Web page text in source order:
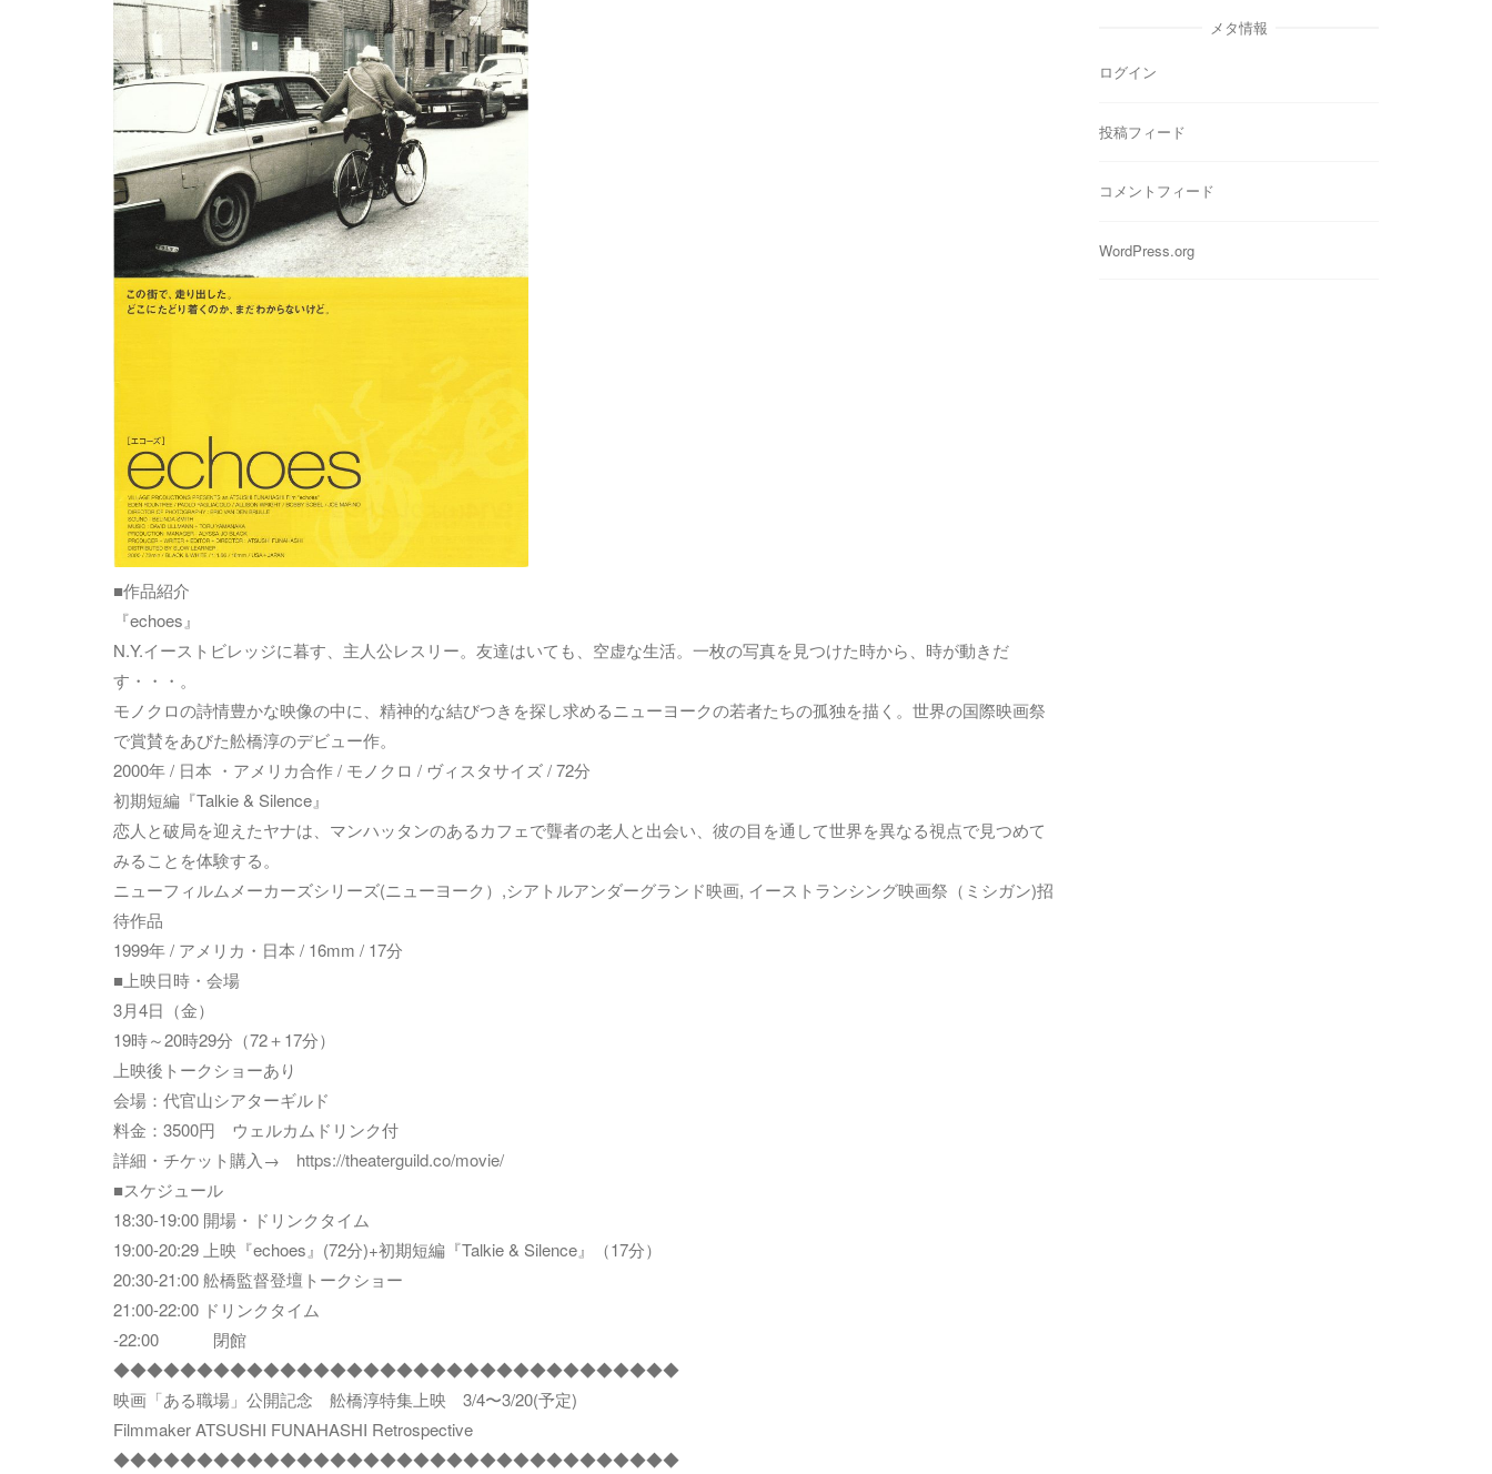
■作品紹介
『echoes』
N.Y.イーストビレッジに暮す、主人公レスリー。友達はいても、空虚な生活。一枚の写真を見つけた時から、時が動きだ
す・・・。
モノクロの詩情豊かな映像の中に、精神的な結びつきを探し求めるニューヨークの若者たちの孤独を描く。世界の国際映画祭
で賞賛をあびた舩橋淳のデビュー作。
2000年 / 日本 ・アメリカ合作 / モノクロ / ヴィスタサイズ / 72分
初期短編『Talkie & Silence』
恋人と破局を迎えたヤナは、マンハッタンのあるカフェで聾者の老人と出会い、彼の目を通して世界を異なる視点で見つめて
みることを体験する。
ニューフィルムメーカーズシリーズ(ニューヨーク）,シアトルアンダーグランド映画, イーストランシング映画祭（ミシガン)招
待作品
1999年 / アメリカ・日本 / 16mm / 17分
■上映日時・会場
3月4日（金）
19時～20時29分（72＋17分）
上映後トークショーあり
会場：代官山シアターギルド
料金：3500円 ウェルカムドリンク付
詳細・チケット購入→ https://theaterguild.co/movie/
■スケジュール
18:30-19:00 開場・ドリンクタイム
19:00-20:29 上映『echoes』(72分)+初期短編『Talkie & Silence』（17分）
20:30-21:00 舩橋監督登壇トークショー
21:00-22:00 ドリンクタイム
-22:00 閉館
◆◆◆◆◆◆◆◆◆◆◆◆◆◆◆◆◆◆◆◆◆◆◆◆◆◆◆◆◆◆◆◆◆◆
映画「ある職場」公開記念 舩橋淳特集上映 3/4〜3/20(予定)
Filmmaker ATSUSHI FUNAHASHI Retrospective
◆◆◆◆◆◆◆◆◆◆◆◆◆◆◆◆◆◆◆◆◆◆◆◆◆◆◆◆◆◆◆◆◆◆
メタ情報
ログイン
投稿フィード
コメントフィード
WordPress.org